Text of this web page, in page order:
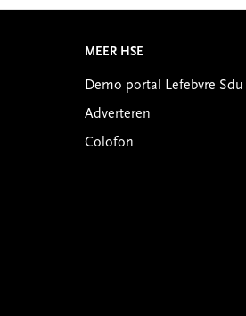
MEER HSE
Demo portal Lefebvre Sdu
Adverteren
Colofon